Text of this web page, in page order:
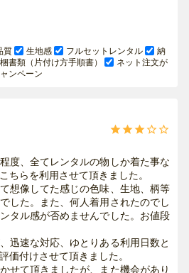
質 生地感 フルセットレンタル
納
書類（片付け方手順書）
ネット注文が
ンペーン

度、全てレンタルの物しか着た事な
ちらを利用させて頂きました。
想像してた感じの色味、生地、柄等
した。また、何人着用されたのでし
タル感が否めませんでした。お値段
迅速な対応、ゆとりある利用日数と
価付けさせて頂きました。
せて頂きましたが、また機会があり